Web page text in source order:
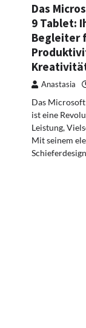
Das
9 Tablet:
Begleiter
Anastasia
Das Microsoft
ist eine
Leistung,
Mit seinem